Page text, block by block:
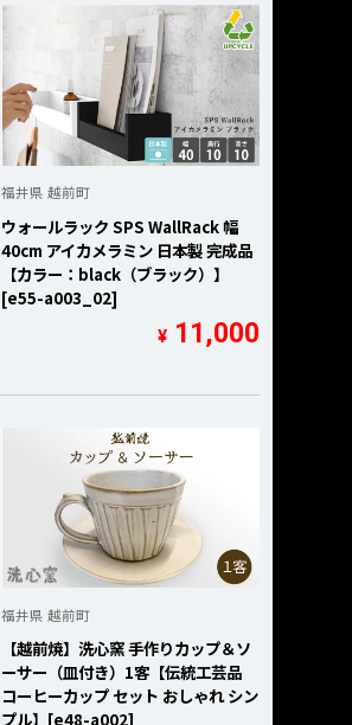
福井県 越前町
ウォールラック SPS WallRack 幅
40cm アイカメラミン 日本製 完成品
【カラー：black（ブラック）】
[e55-a003_02]
¥ 11,000
福井県 越前町
【越前焼】洗心窯 手作りカップ＆ソ
ーサー（皿付き）1客【伝統工芸品
コーヒーカップ セット おしゃれ シン
プル】[e48-a002]